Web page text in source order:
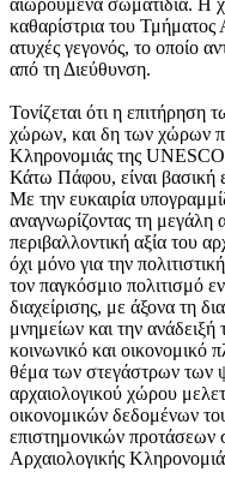
αιωρούμενα σωματίδια. Η
καθαρίστρια του Τμήματος
ατυχές γεγονός, το οποίο
από τη Διεύθυνση.
Τονίζεται ότι η επιτήρηση
χώρων, και δη των χώρων
Κληρονομιάς της
Κάτω Πάφου, είναι βασική
Με την ευκαιρία
αναγνωρίζοντας τη μεγάλη
περιβαλλοντική αξία του
όχι μόνο για την
τον παγκόσμιο πολιτισμό εν
διαχείρισης, με άξονα τη
μνημείων και την
κοινωνικό και οικονομικό
θέμα των στεγάστρων των
αρχαιολογικού χώρου
οικονομικών δεδομένων
επιστημονικών προτάσεων
Αρχαιολογικής